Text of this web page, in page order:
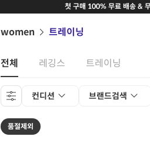
첫 구매 100% 무료 배송 &
women 트레이닝
전체 레깅스 트레이닝
컨디션 브랜드검색
품절제외